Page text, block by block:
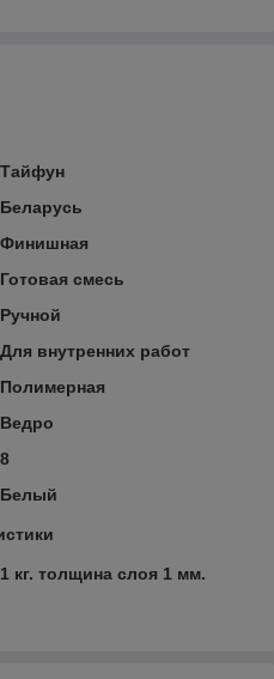
Тайфун
Беларусь
Финишная
Готовая смесь
Ручной
Для внутренних работ
Полимерная
Ведро
8
Белый
1 кг. толщина слоя 1 мм.